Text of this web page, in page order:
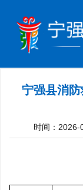
宁强县消
时间：